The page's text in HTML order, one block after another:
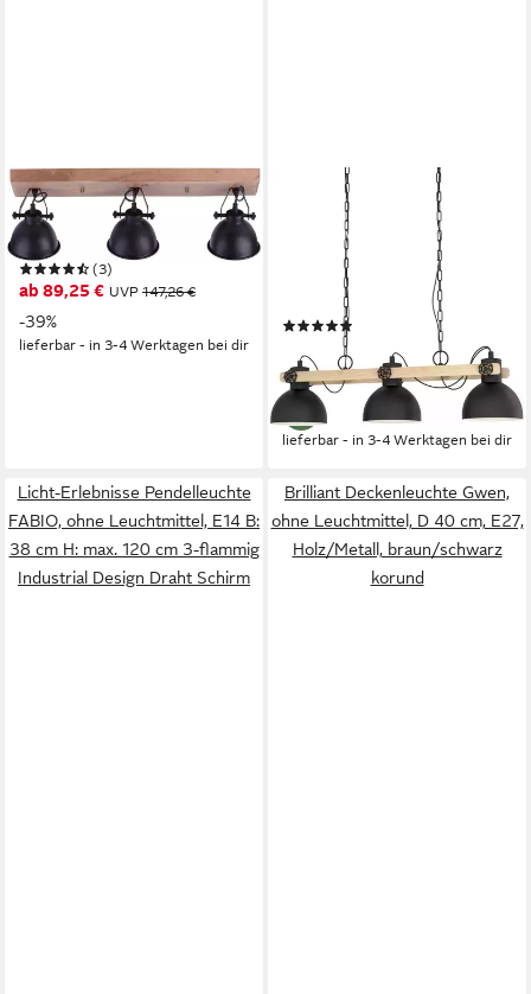
JUST LIGHT
Deckenleuchte SAMIA, ohne
Leuchtmittel, Deckenlampe
(3)
ab 89,25 € UVP 147,26 €
-39%
lieferbar - in 3-4 Werktagen bei dir
Hängeleuchte LUBENHAM
Hängelampe, Stahl und Holz,
E27, IP20, Esszimmerlampe,
Lampe, ohne Leuchtmittel,
Hängeleuchte, L90 x B20 x
H110 cm, schwarz, braun,
3X28W exkl.
ab 98,95 € UVP 204,90 €
-52%
lieferbar - in 3-4 Werktagen bei dir
Licht-Erlebnisse Pendelleuchte
FABIO, ohne Leuchtmittel, E14 B:
38 cm H: max. 120 cm 3-flammig
Industrial Design Draht Schirm
Brilliant Deckenleuchte Gwen,
ohne Leuchtmittel, D 40 cm, E27,
Holz/Metall, braun/schwarz
korund